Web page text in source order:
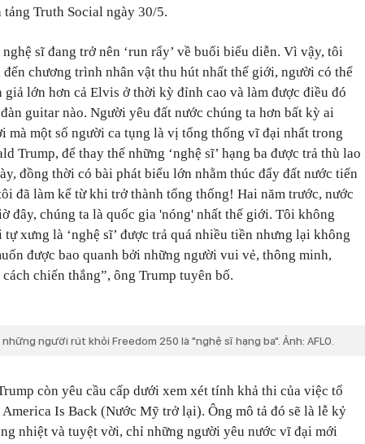
tảng Truth Social ngày 30/5.
sĩ đang trở nên ‘run rẩy’ về buổi biểu diễn. Vì vậy, tôi
đến chương trình nhân vật thu hút nhất thế giới, người có thể
giả lớn hơn cả Elvis ở thời kỳ đỉnh cao và làm được điều đó
guitar nào. Người yêu đất nước chúng ta hơn bất kỳ ai
mà một số người ca tụng là vị tổng thống vĩ đại nhất trong
Trump, để thay thế những ‘nghệ sĩ’ hạng ba được trả thù lao
đồng thời có bài phát biểu lớn nhằm thúc đẩy đất nước tiến
đã làm kể từ khi trở thành tổng thống! Hai năm trước, nước
đây, chúng ta là quốc gia 'nóng' nhất thế giới. Tôi không
xưng là ‘nghệ sĩ’ được trả quá nhiều tiền nhưng lại không
được bao quanh bởi những người vui vẻ, thông minh,
chiến thắng”, ông Trump tuyên bố.
người rút khỏi Freedom 250 là "nghệ sĩ hạng ba". Ảnh: AFLO.
còn yêu cầu cấp dưới xem xét tính khả thi của việc tổ
Is Back (Nước Mỹ trở lại). Ông mô tả đó sẽ là lễ kỷ
nhiệt và tuyệt vời, chỉ những người yêu nước vĩ đại mới